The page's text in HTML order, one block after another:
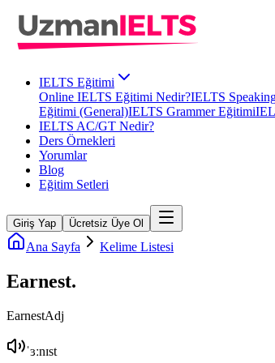
IELTS Eğitimi
Online IELTS Eğitimi Nedir?IELTS
Eğitimi (General)IELTS Grammer Eğitimi
IELTS AC/GT Nedir?
Ders Örnekleri
Yorumlar
Blog
Eğitim Setleri
Giriş Yap Ücretsiz Üye Ol
Ana Sayfa Kelime Listesi
Earnest.
EarnestAdj
ˈɜːnɪst